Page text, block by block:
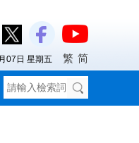
07日 星期五 繁 简